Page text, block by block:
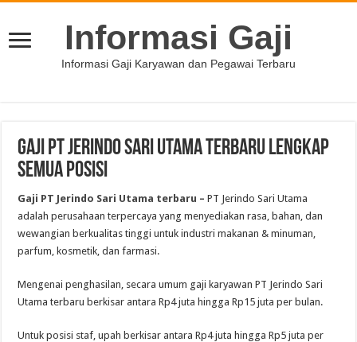
Informasi Gaji
Informasi Gaji Karyawan dan Pegawai Terbaru
Gaji PT Jerindo Sari Utama Terbaru Lengkap
Semua Posisi
Gaji PT Jerindo Sari Utama terbaru – PT Jerindo Sari Utama
adalah perusahaan terpercaya yang menyediakan rasa, bahan, dan
wewangian berkualitas tinggi untuk industri makanan & minuman,
parfum, kosmetik, dan farmasi.
Mengenai penghasilan, secara umum gaji karyawan PT Jerindo Sari
Utama terbaru berkisar antara Rp4 juta hingga Rp15 juta per bulan.
Untuk posisi staf, upah berkisar antara Rp4 juta hingga Rp5 juta per